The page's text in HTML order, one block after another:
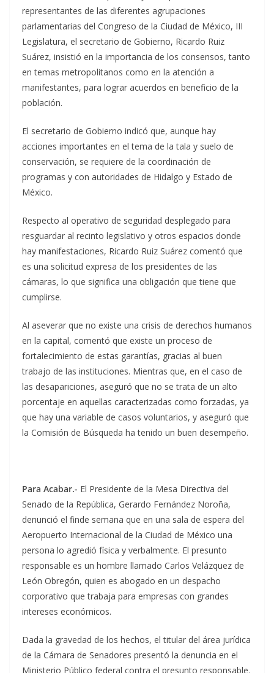
representantes de las diferentes agrupaciones
parlamentarias del Congreso de la Ciudad de México, III
Legislatura, el secretario de Gobierno, Ricardo Ruiz
Suárez, insistió en la importancia de los consensos, tanto
en temas metropolitanos como en la atención a
manifestantes, para lograr acuerdos en beneficio de la
población.
El secretario de Gobierno indicó que, aunque hay
acciones importantes en el tema de la tala y suelo de
conservación, se requiere de la coordinación de
programas y con autoridades de Hidalgo y Estado de
México.
Respecto al operativo de seguridad desplegado para
resguardar al recinto legislativo y otros espacios donde
hay manifestaciones, Ricardo Ruiz Suárez comentó que
es una solicitud expresa de los presidentes de las
cámaras, lo que significa una obligación que tiene que
cumplirse.
Al aseverar que no existe una crisis de derechos humanos
en la capital, comentó que existe un proceso de
fortalecimiento de estas garantías, gracias al buen
trabajo de las instituciones. Mientras que, en el caso de
las desapariciones, aseguró que no se trata de un alto
porcentaje en aquellas caracterizadas como forzadas, ya
que hay una variable de casos voluntarios, y aseguró que
la Comisión de Búsqueda ha tenido un buen desempeño.
Para Acabar.- El Presidente de la Mesa Directiva del
Senado de la República, Gerardo Fernández Noroña,
denunció el finde semana que en una sala de espera del
Aeropuerto Internacional de la Ciudad de México una
persona lo agredió física y verbalmente. El presunto
responsable es un hombre llamado Carlos Velázquez de
León Obregón, quien es abogado en un despacho
corporativo que trabaja para empresas con grandes
intereses económicos.
Dada la gravedad de los hechos, el titular del área jurídica
de la Cámara de Senadores presentó la denuncia en el
Ministerio Público federal contra el presunto responsable.